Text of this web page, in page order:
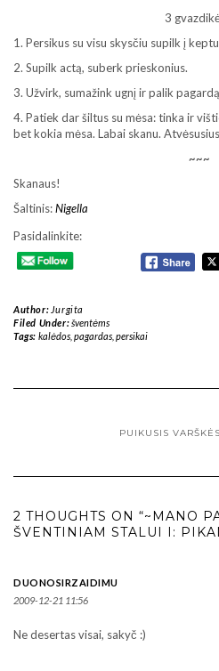
3
1. Persikus su visu skysčiu supilk į
2. Supilk actą, suberk prieskonius.
3. Užvirk, sumažink ugnį ir palik
4. Patiek dar šiltus su mėsa: tinka ir
bet kokia mėsa. Labai skanu.
~~~
Skanaus!
Šaltinis:Nigella
Pasidalinkite:
Author: Jurgita
Filed Under:šventėms
Tags: kalėdos, pagardas, persikai
PUIKUSIS
2 THOUGHTS ON “~MANO
ŠVENTINIAM STALUI I:
DUONOSIRZAIDIMU
2009-12-21 11:56
Ne desertas visai, sakyč :)